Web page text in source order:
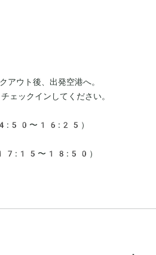
アウト後、出発空港へ。
ェックインしてください。
〜16:25）
17:15〜18:50）